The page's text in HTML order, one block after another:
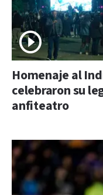
Homenaje al
celebraron su
anfiteatro